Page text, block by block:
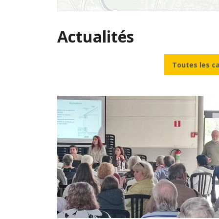
Actualités
Toutes les